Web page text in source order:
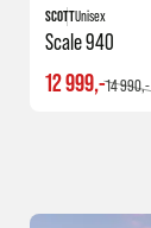
SCOTTUnisex
Scale 940
14 990,-
12 999,-